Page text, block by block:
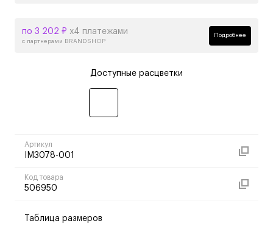
по 3 202 ₽ х4 платежами
с партнерами BRANDSHOP
Подробнее
Доступные расцветки
Артикул
IM3078-001
Код товара
506950
Таблица размеров